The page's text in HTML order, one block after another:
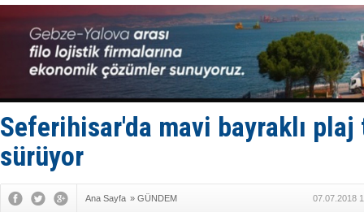
Tatil
Rusya,
Enejota
Denizcilik
‘14.
TÜRKLİM
Seferihisar'da mavi bayraklı plaj
sürüyor
Ana Sayfa » GÜNDEM 07.07.2018